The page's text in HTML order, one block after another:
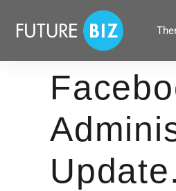
überspringen
FUTUREBIZ
Social Media Marketing Blog für
Update.